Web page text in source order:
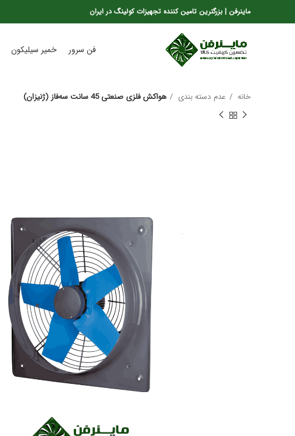
ماینرفن | بزرگترین تامین کننده تجهیزات کولینگ در ایران
فن سرور خمیر سیلیکون
خانه عدم دسته بندی هواکش فلزی صنعتی 45 سانت سه‌فاز (ژنیزان)